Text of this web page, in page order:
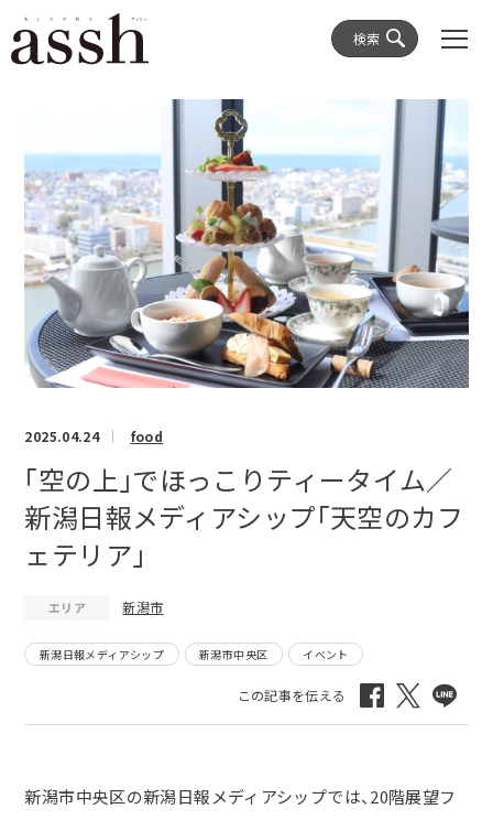
検索
2025.04.24 food
「空の上」でほっこりティータイム／
新潟日報メディアシップ「天空のカフ
ェテリア」
エリア 新潟市
新潟日報メディアシップ 新潟市中央区 イベント
新潟市中央区の新潟日報メディアシップでは、20階展望フ